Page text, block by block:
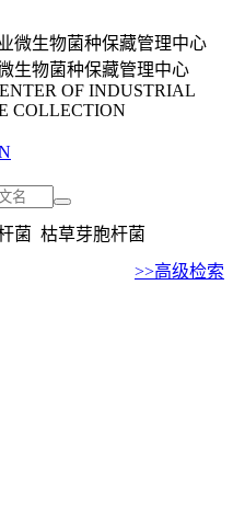
生物菌种保藏管理中心
OF INDUSTRIAL
COLLECTION
菌 枯草芽胞杆菌
>>高级检索